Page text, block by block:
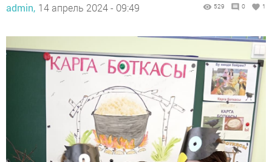
admin, 14 апрель 2024 - 09:49 529 0 1